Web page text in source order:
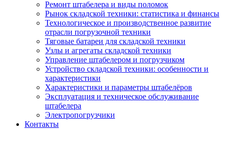
Ремонт штабелера и виды поломок
Рынок складской техники: статистика и финансы
Технологическое и производственное развитие
отрасли погрузочной техники
Тяговые батареи для складской техники
Узлы и агрегаты складской техники
Управление штабелером и погрузчиком
Устройство складской техники: особенности и
характеристики
Характеристики и параметры штабелёров
Эксплуатация и техническое обслуживание
штабелера
Электропогрузчики
Контакты